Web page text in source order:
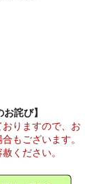
詫び】
りますので、お
もございます。
ください。